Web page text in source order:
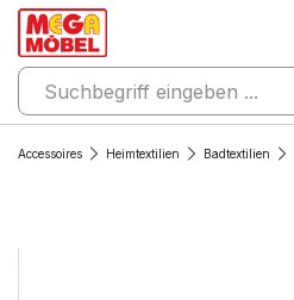
Accessoires Heimtextilien Badtextilien